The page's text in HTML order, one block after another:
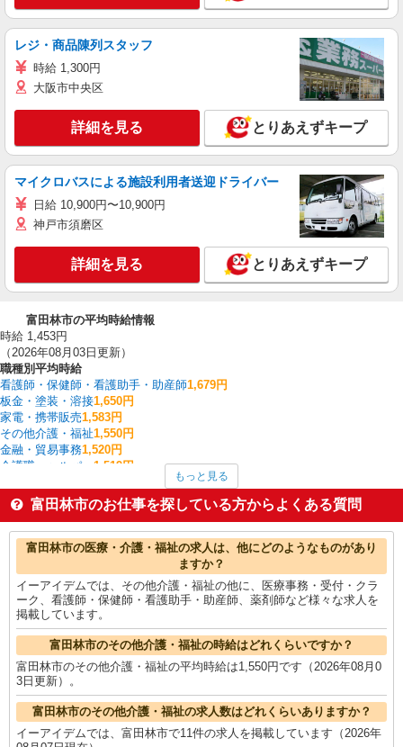
レジ・商品陳列スタッフ
時給 1,300円
大阪市中央区
詳細を見る とりあえずキープ
マイクロバスによる施設利用者送迎ドライバー
日給 10,900円〜10,900円
神戸市須磨区
詳細を見る とりあえずキープ
富田林市の平均時給情報
時給 1,453円
（2026年08月03日更新）
職種別平均時給
看護師・保健師・看護助手・助産師1,679円
板金・塗装・溶接1,650円
家電・携帯販売1,583円
その他介護・福祉1,550円
金融・貿易事務1,520円
介護職・ヘルパー 1,519円
経理・人事・労務・総務・法務1,500円
医療事務・受付・クラーク 1,500円
クレーン・玉掛1,425円
富田林市の他の職種の平均時給を見る
もっと見る
富田林市のお仕事を探している方からよくある質問
富田林市の医療・介護・福祉の求人は、他にどのようなものがあり
ますか？
イーアイデムでは、その他介護・福祉の他に、医療事務・受付・クラ
ーク、看護師・保健師・看護助手・助産師、薬剤師など様々な求人を
掲載しています。
富田林市のその他介護・福祉の時給はどれくらいですか？
富田林市のその他介護・福祉の平均時給は1,550円です（2026年08月0
3日更新）。
富田林市のその他介護・福祉の求人数はどれくらいありますか？
イーアイデムでは、富田林市で11件の求人を掲載しています（2026年